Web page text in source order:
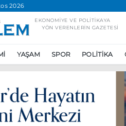
2026
EKONOMIYE VE POLITIKAYA
YÖN VERENLERIN GAZETESI
YAŞAM SPOR POLITIKA